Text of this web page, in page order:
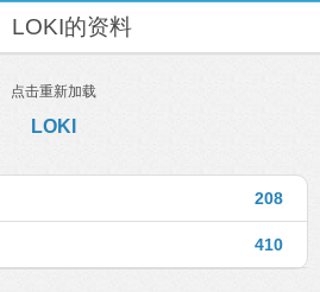
LOKI的资料
点击重新加载
LOKI
208
410